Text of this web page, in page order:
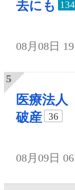
去にも 134
08月08日
医療法人
破産
36
08月09日